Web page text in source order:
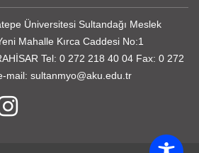
Üniversitesi Sultandağı Meslek
Mahalle Kırca Caddesi No:1
Tel: 0 272 218 40 04 Fax: 0 272
mail: sultanmyo@aku.edu.tr